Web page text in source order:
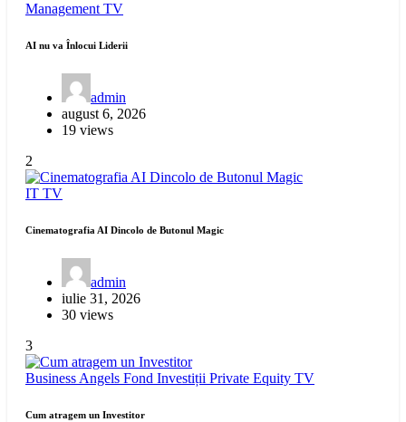
Management TV
AI nu va Înlocui Liderii
admin
august 6, 2026
19 views
2
IT TV
Cinematografia AI Dincolo de Butonul Magic
admin
iulie 31, 2026
30 views
3
Business Angels Fond Investiții Private Equity TV
Cum atragem un Investitor